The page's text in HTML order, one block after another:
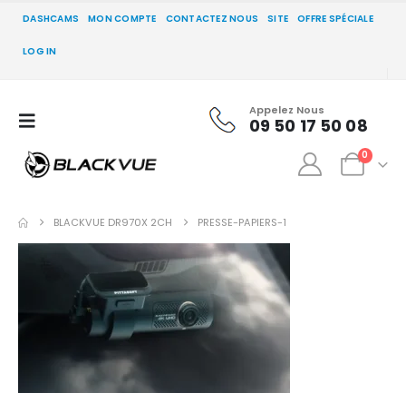
DASHCAMS MON COMPTE CONTACTEZ NOUS SITE OFFRE SPÉCIALE
LOG IN
Appelez Nous
09 50 17 50 08
0
BLACKVUE DR970X 2CH PRESSE-PAPIERS-1